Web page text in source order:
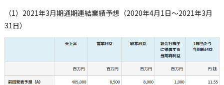
（1）2021年3月期通期連結業績予想（2020年4月1日～2021年3月
31日）